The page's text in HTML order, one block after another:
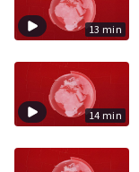
13 min
14 min